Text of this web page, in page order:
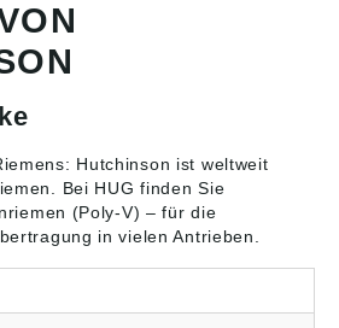
wie
Hutchinson ist weltweit
Bei HUG finden Sie
(Poly-V) – für die
in vielen Antrieben.